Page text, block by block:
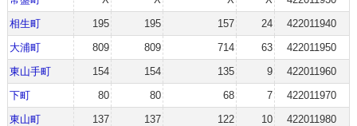
相生町
195 195 157 24
422011940
大浦町
809 809 714 63
422011950
東山手町
154 154 135 9
422011960
下町
80 80 68 7
422011970
東山町
137 137 122 10
422011980